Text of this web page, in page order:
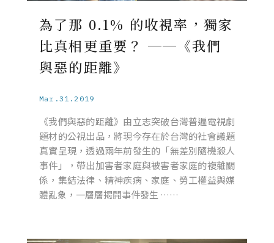
為了那 0.1% 的收視率，獨家
比真相更重要？ ──《我們
與惡的距離》
Mar.31.2019
《我們與惡的距離》由立志突破台灣普遍電視劇
題材的公視出品，將現今存在於台灣的社會議題
真實呈現，透過兩年前發生的「無差別隨機殺人
事件」，帶出加害者家庭與被害者家庭的複雜關
係，集結法律、精神疾病、家庭、勞工權益與媒
體亂象，一層層揭開事件發生 ……